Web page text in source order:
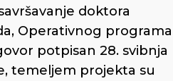
doktora
Operativnog programa
potpisan 28. svibnja
temeljem projekta su